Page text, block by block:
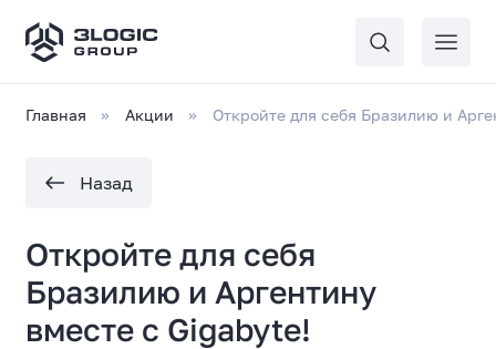
Главная Акции Откройте для себя Бразилию и
Назад
Откройте для себя
Бразилию и Аргентину
вместе с Gigabyte!